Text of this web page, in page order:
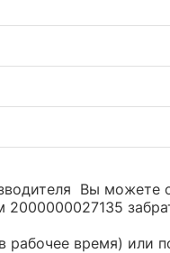
Вы можете
рабочее время) или